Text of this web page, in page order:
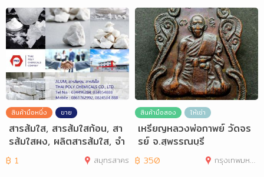
สินค้ามือหนึ่ง ขาย
สารส้มใส, สารส้มใสก้อน, สา
รส้มใสผง, ผลิตสารส้มใส, จำ
หน่ายสาร
฿ 1 สมุทรสาคร
สินค้ามือสอง ให้เช่า
เหรียญหลวงพ่อกาพย์ วัดจร
รย์ จ.สุพรรณบุรี
฿ 350 กรุงเทพมหานคร